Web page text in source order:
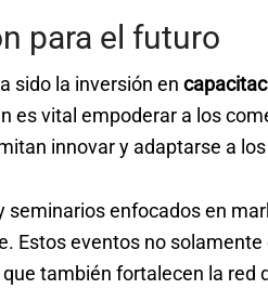
para el futuro
sido la inversión en
es vital empoderar a los
innovar y adaptarse a
enfocados en
Estos eventos no
también fortalecen la red